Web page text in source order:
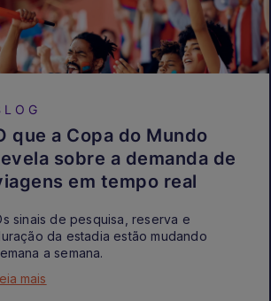
que a Copa do Mundo
sobre a demanda de
em tempo real
sinais de pesquisa, reserva e
da estadia estão mudando
a semana.
mais